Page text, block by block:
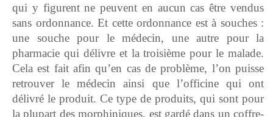
qui y figurent ne peuvent en aucun cas être vendus
sans ordonnance. Et cette ordonnance est à souches :
une souche pour le médecin, une autre pour la
pharmacie qui délivre et la troisième pour le malade.
Cela est fait afin qu’en cas de problème, l’on puisse
retrouver le médecin ainsi que l’officine qui ont
délivré le produit. Ce type de produits, qui sont pour
la plupart des morphiniques, est gardé dans un coffre-